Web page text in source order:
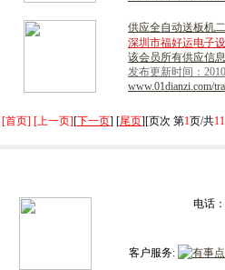
供应全自动送板机二
深圳市福好运电子
该会员所有供应信
发布更新时间：
www.01dianzi.com/
[首页] [上一页][下一页] [尾页][页次 第1页/共11
电话
客户服务: